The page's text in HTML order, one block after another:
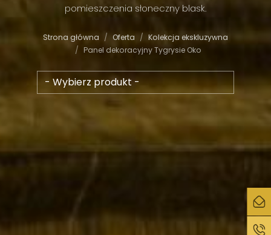
pomieszczenia słoneczny blask.
Strona główna Oferta
Kolekcja ekskluzywna
Panel dekoracyjny Tygrysie Oko